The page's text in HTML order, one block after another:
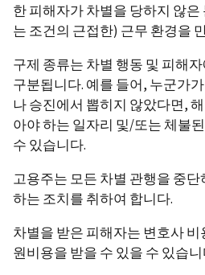
한 피해자가 차별을 당하지 않
는 조건의 근접한) 근무 환경을
구제 종류는 차별 행동 및 피해
구분됩니다. 예를 들어, 누군가
나 승진에서 뽑히지 않았다면,
아야 하는 일자리 및/또는 체불
수 있습니다.
고용주는 모든 차별 관행을 중
하는 조치를 취하여 합니다.
차별을 받은 피해자는 변호사 비
원비용을 받을 수 있을 수 있습니